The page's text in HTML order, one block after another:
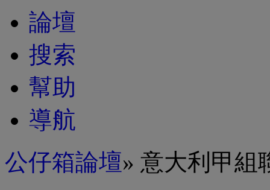
論壇
搜索
幫助
導航
公仔箱論壇» 意大利甲組